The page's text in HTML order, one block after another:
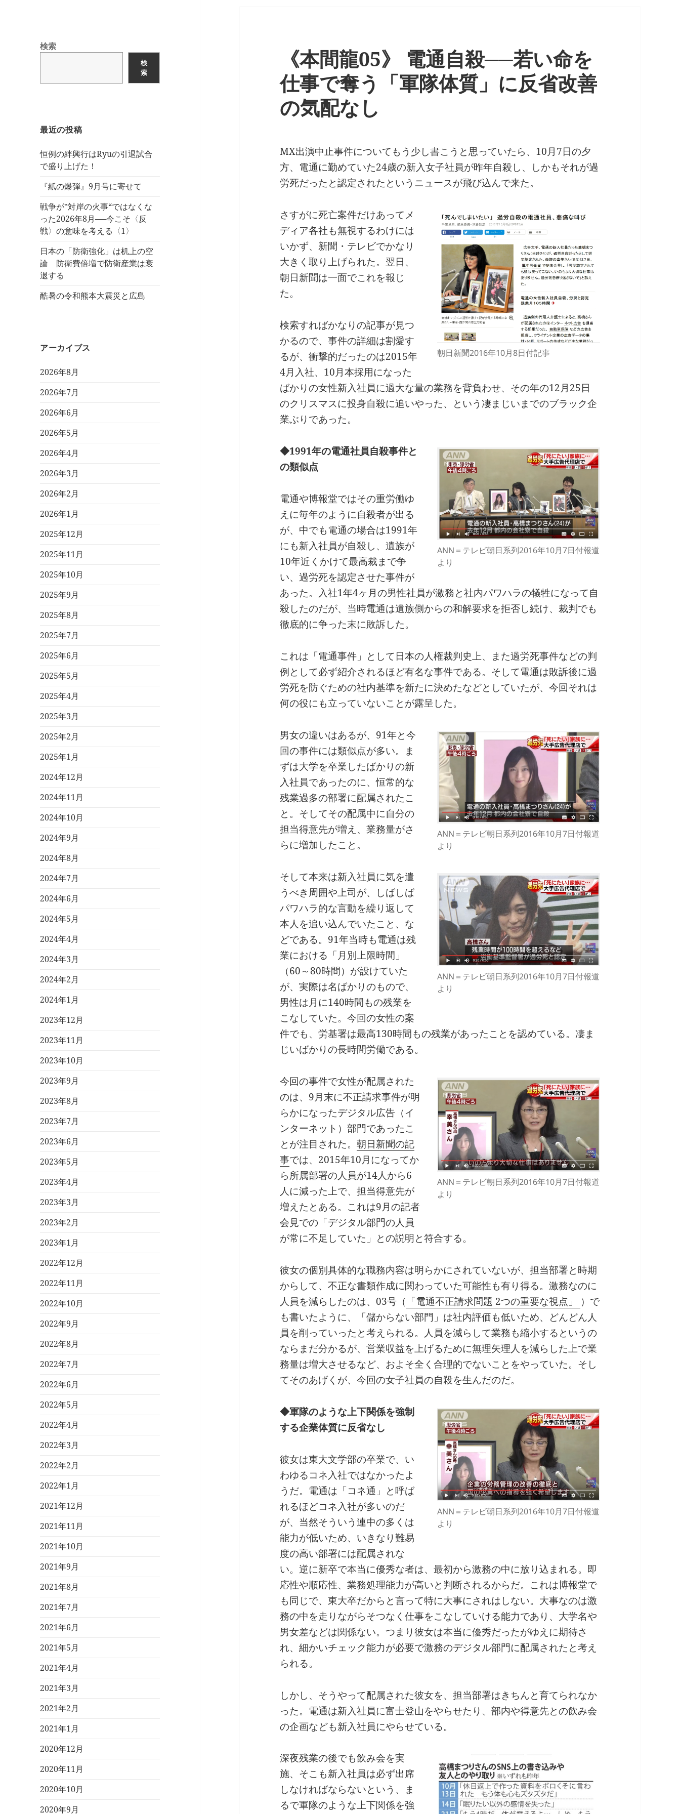
検索
検
索
最近の投稿
恒例の絆興行はRyuの引退試合
で盛り上げた！
『紙の爆弾』9月号に寄せて
戦争が‟対岸の火事“ではなくな
った2026年8月──今こそ〈反
戦〉の意味を考える〈1〉
日本の「防衛強化」は机上の空
論 防衛費倍増で防衛産業は衰
退する
酷暑の令和熊本大震災と広島
アーカイブス
2026年8月
2026年7月
2026年6月
2026年5月
2026年4月
2026年3月
2026年2月
2026年1月
2025年12月
2025年11月
2025年10月
2025年9月
2025年8月
2025年7月
2025年6月
2025年5月
2025年4月
2025年3月
2025年2月
2025年1月
2024年12月
2024年11月
2024年10月
2024年9月
2024年8月
2024年7月
2024年6月
2024年5月
2024年4月
2024年3月
2024年2月
2024年1月
2023年12月
2023年11月
2023年10月
2023年9月
2023年8月
2023年7月
2023年6月
2023年5月
2023年4月
2023年3月
2023年2月
2023年1月
2022年12月
2022年11月
2022年10月
2022年9月
2022年8月
2022年7月
2022年6月
2022年5月
2022年4月
2022年3月
2022年2月
2022年1月
2021年12月
2021年11月
2021年10月
2021年9月
2021年8月
2021年7月
2021年6月
2021年5月
2021年4月
2021年3月
2021年2月
2021年1月
2020年12月
2020年11月
2020年10月
2020年9月
《本間龍05》 電通自殺──若い命を
仕事で奪う「軍隊体質」に反省改善
の気配なし
MX出演中止事件についてもう少し書こうと思っていたら、10月7日の夕
方、電通に勤めていた24歳の新入女子社員が昨年自殺し、しかもそれが過
労死だったと認定されたというニュースが飛び込んで来た。
朝日新聞2016年10月8日付記事
さすがに死亡案件だけあってメ
ディア各社も無視するわけには
いかず、新聞・テレビでかなり
大きく取り上げられた。翌日、
朝日新聞は一面でこれを報じ
た。
検索すればかなりの記事が見つ
かるので、事件の詳細は割愛す
るが、衝撃的だったのは2015年
4月入社、10月本採用になった
ばかりの女性新入社員に過大な量の業務を背負わせ、その年の12月25日
のクリスマスに投身自殺に追いやった、という凄まじいまでのブラック企
業ぶりであった。
ANN＝テレビ朝日系列2016年10月7日付報道
より
◆1991年の電通社員自殺事件と
の類似点
電通や博報堂ではその重労働ゆ
えに毎年のように自殺者が出る
が、中でも電通の場合は1991年
にも新入社員が自殺し、遺族が
10年近くかけて最高裁まで争
い、過労死を認定させた事件が
あった。入社1年4ヶ月の男性社員が激務と社内パワハラの犠牲になって自
殺したのだが、当時電通は遺族側からの和解要求を拒否し続け、裁判でも
徹底的に争った末に敗訴した。
これは「電通事件」として日本の人権裁判史上、また過労死事件などの判
例として必ず紹介されるほど有名な事件である。そして電通は敗訴後に過
労死を防ぐための社内基準を新たに決めたなどとしていたが、今回それは
何の役にも立っていないことが露呈した。
ANN＝テレビ朝日系列2016年10月7日付報道
より
男女の違いはあるが、91年と今
回の事件には類似点が多い。ま
ずは大学を卒業したばかりの新
入社員であったのに、恒常的な
残業過多の部署に配属されたこ
と。そしてその配属中に自分の
担当得意先が増え、業務量がさ
らに増加したこと。
ANN＝テレビ朝日系列2016年10月7日付報道
より
そして本来は新入社員に気を遣
うべき周囲や上司が、しばしば
パワハラ的な言動を繰り返して
本人を追い込んでいたこと、な
どである。91年当時も電通は残
業における「月別上限時間」
（60～80時間）が設けていた
が、実際は名ばかりのもので、
男性は月に140時間もの残業を
こなしていた。今回の女性の案
件でも、労基署は最高130時間もの残業があったことを認めている。凄ま
じいばかりの長時間労働である。
ANN＝テレビ朝日系列2016年10月7日付報道
より
今回の事件で女性が配属された
のは、9月末に不正請求事件が明
らかになったデジタル広告（イ
ンターネット）部門であったこ
とが注目された。朝日新聞の記
事では、2015年10月になってか
ら所属部署の人員が14人から6
人に減った上で、担当得意先が
増えたとある。これは9月の記者
会見での「デジタル部門の人員
が常に不足していた」との説明と符合する。
彼女の個別具体的な職務内容は明らかにされていないが、担当部署と時期
からして、不正な書類作成に関わっていた可能性も有り得る。激務なのに
人員を減らしたのは、03号（ 「電通不正請求問題 2つの重要な視点」
）で
も書いたように、「儲からない部門」は社内評価も低いため、どんどん人
員を削っていったと考えられる。人員を減らして業務も縮小するというの
ならまだ分かるが、営業収益を上げるために無理矢理人を減らした上で業
務量は増大させるなど、およそ全く合理的でないことをやっていた。そし
てそのあげくが、今回の女子社員の自殺を生んだのだ。
ANN＝テレビ朝日系列2016年10月7日付報道
より
◆軍隊のような上下関係を強制
する企業体質に反省なし
彼女は東大文学部の卒業で、い
わゆるコネ入社ではなかったよ
うだ。電通は「コネ通」と呼ば
れるほどコネ入社が多いのだ
が、当然そういう連中の多くは
能力が低いため、いきなり難易
度の高い部署には配属されな
い。逆に新卒で本当に優秀な者は、最初から激務の中に放り込まれる。即
応性や順応性、業務処理能力が高いと判断されるからだ。これは博報堂で
も同じで、東大卒だからと言って特に大事にされはしない。大事なのは激
務の中を走りながらそつなく仕事をこなしていける能力であり、大学名や
男女差などは関係ない。つまり彼女は本当に優秀だったがゆえに期待さ
れ、細かいチェック能力が必要で激務のデジタル部門に配属されたと考え
られる。
しかし、そうやって配属された彼女を、担当部署はきちんと育てられなか
った。電通は新入社員に富士登山をやらせたり、部内や得意先との飲み会
の企画なども新入社員にやらせている。
深夜残業の後でも飲み会を実
施、そこも新入社員は必ず出席
しなければならないという、ま
るで軍隊のような上下関係を強